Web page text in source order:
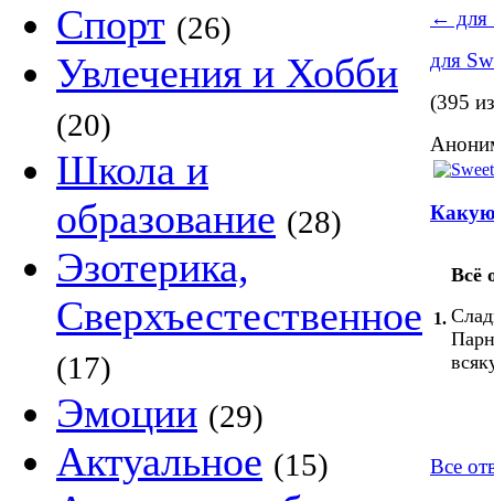
Спорт (26)
Увлечения и Хобби
(20)
Школа и
образование (28)
Эзотерика,
Сверхъестественное
(17)
Эмоции (29)
Актуальное (15)
← для
для
(395
Какую
1.
Всё
Все